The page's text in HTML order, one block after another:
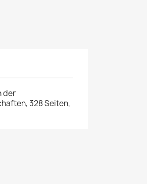
der
328 Seiten,